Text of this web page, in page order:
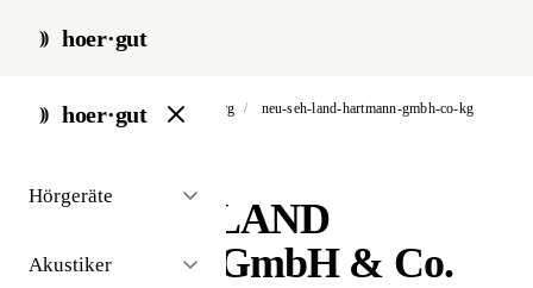
hoer·gut
hoer·gut
Hörgeräte
Akustiker
start / akustiker / bad homburg / neu-seh-land-hartmann-gmbh-co-kg
NEU SEH LAND
Hartmann GmbH & Co.